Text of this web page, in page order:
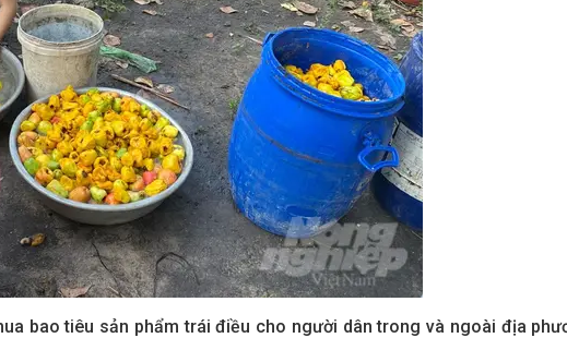
bao tiêu sản phẩm trái điều cho người dân trong và ngoài địa